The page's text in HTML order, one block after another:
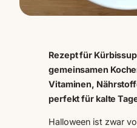
Rezept für
gemeinsamen
Vitaminen,
perfekt für kalte
Halloween ist zwar